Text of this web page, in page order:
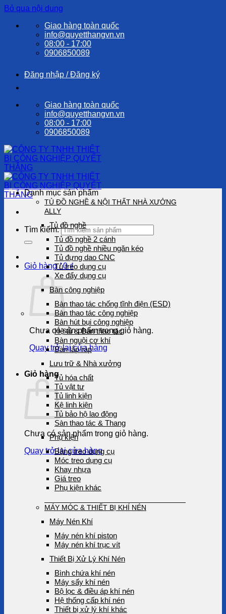
Bỏ qua nội dung
Giao hàng toàn quốc
info@quyetthangvn.vn
08:00 - 17:00
0906850089
Đăng nhập / Đăng ký
Giao hàng toàn quốc
info@quyetthangvn.vn
08:00 - 17:00
0906850089
Tìm kiếm:
Giỏ hàng /0₫
Chưa có sản phẩm trong giỏ hàng.
Quay trở lại cửa hàng
Giỏ hàng
Chưa có sản phẩm trong giỏ hàng.
Quay trở lại cửa hàng
Danh mục sản phẩm
TỦ ĐỒ NGHỀ & NỘI THẤT NHÀ XƯỞNG
ALLY
Tủ đồ nghề
Tủ đồ nghề 2 cánh
Tủ đồ nghề nhiều ngăn kéo
Tủ đựng dao CNC
Tủ treo dụng cụ
Xe đẩy dụng cụ
Bàn công nghiệp
Bàn thao tác chống tĩnh điện (ESD)
Bàn thao tác công nghiệp
Bàn hút bụi công nghiệp
Hệ tủ & Bàn thao tác
Bàn nguội cơ khí
Bàn lắp ráp
Lưu trữ & Nhà xưởng
Tủ hóa chất
Tủ vật tư
Tủ linh kiện
Kệ linh kiện
Tủ bảo hộ lao động
Sàn thao tác & Thang
Phụ kiện
Bảng treo dụng cụ
Móc treo dụng cụ
Khay nhựa
Giá treo
Phụ kiện khác
MÁY MÓC & THIẾT BỊ KHÍ NÉN
Máy Nén Khí
Máy nén khí piston
Máy nén khí trục vít
Thiết Bị Xử Lý Khí Nén
Bình chứa khí nén
Máy sấy khí nén
Bộ lọc & điều áp khí nén
Hệ thống cấp khí nén
Thiết bị xử lý khí khác